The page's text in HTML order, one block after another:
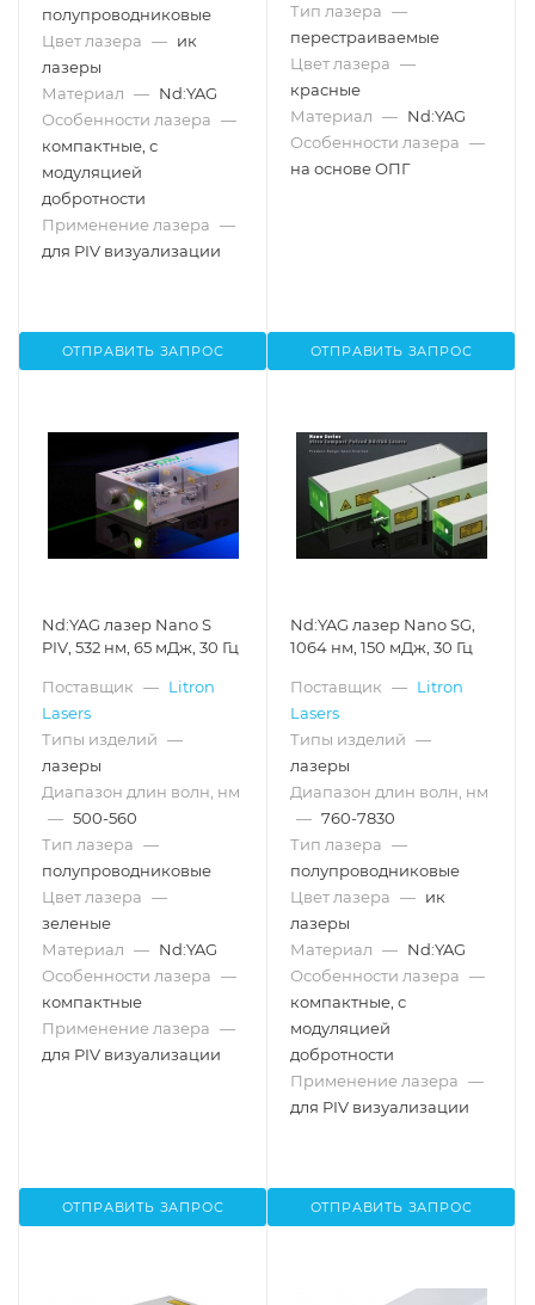
полупроводниковые
Цвет лазера — ик
лазеры
Материал — Nd:YAG
Особенности лазера —
компактные, с
модуляцией
добротности
Применение лазера —
для PIV визуализации
ОТПРАВИТЬ ЗАПРОС
Тип лазера —
перестраиваемые
Цвет лазера —
красные
Материал — Nd:YAG
Особенности лазера —
на основе ОПГ
ОТПРАВИТЬ ЗАПРОС
Nd:YAG лазер Nano S
PIV, 532 нм, 65 мДж, 30 Гц
Поставщик — Litron
Lasers
Типы изделий —
лазеры
Диапазон длин волн, нм
— 500-560
Тип лазера —
полупроводниковые
Цвет лазера —
зеленые
Материал — Nd:YAG
Особенности лазера —
компактные
Применение лазера —
для PIV визуализации
ОТПРАВИТЬ ЗАПРОС
Nd:YAG лазер Nano SG,
1064 нм, 150 мДж, 30 Гц
Поставщик — Litron
Lasers
Типы изделий —
лазеры
Диапазон длин волн, нм
— 760-7830
Тип лазера —
полупроводниковые
Цвет лазера — ик
лазеры
Материал — Nd:YAG
Особенности лазера —
компактные, с
модуляцией
добротности
Применение лазера —
для PIV визуализации
ОТПРАВИТЬ ЗАПРОС